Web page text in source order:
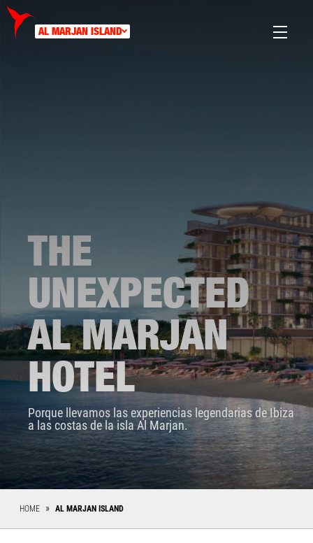
AL MARJAN ISLAND
THE
UNEXPECTED
AL MARJAN
HOTEL
Porque llevamos las experiencias legendarias de Ibiza
a las costas de la isla Al Marjan.
HOME AL MARJAN ISLAND